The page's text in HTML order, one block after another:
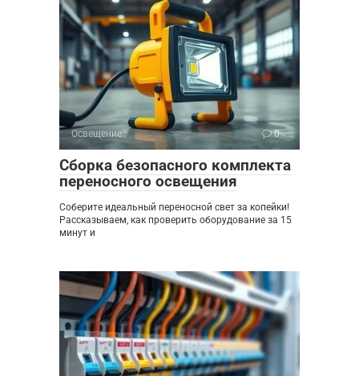
Освещение 0
Сборка безопасного комплекта
переносного освещения
Соберите идеальный переносной свет за копейки!
Рассказываем, как проверить оборудование за 15
минут и